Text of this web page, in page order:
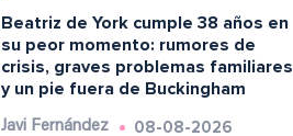
Beatriz de York cumple 38 años en
su peor momento: rumores de
crisis, graves problemas familiares
y un pie fuera de Buckingham
Javi Fernández 08-08-2026